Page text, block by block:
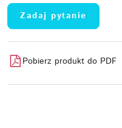
Zadaj pytanie
Pobierz produkt do PDF